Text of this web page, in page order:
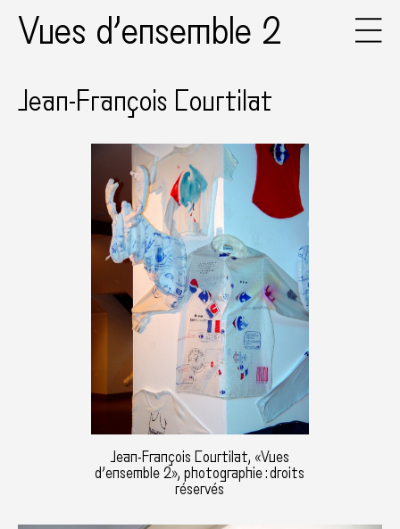
Vues d’ensemble 2
Jean-François Courtilat
Jean-François Courtilat, «Vues
d’ensemble 2», photographie : droits
réservés